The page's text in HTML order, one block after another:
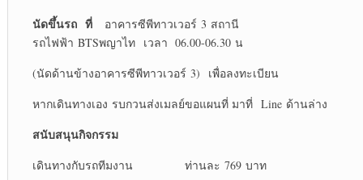
นัดขึ้นรถที่
อาคารซีพีทาวเวอร์ 3 สถานี
รถไฟฟ้า BTSพญาไท เวลา 06.00-06.30 น
(นัดด้านข้างอาคารซีพีทาวเวอร์ 3) เพื่อลงทะเบียน
หากเดินทางเอง รบกวนส่งเมลย์ขอแผนที่ มาที่ Line ด้านล่าง
สนับสนุนกิจกรรม
เดินทางกับรถทีมงาน ท่านละ 769 บาท